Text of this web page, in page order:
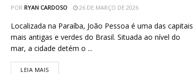
POR RYAN CARDOSO 26 DE MARÇO DE 2026
Localizada na Paraíba, João Pessoa é uma das capitais
mais antigas e verdes do Brasil. Situada ao nível do
mar, a cidade detém o ...
LEIA MAIS